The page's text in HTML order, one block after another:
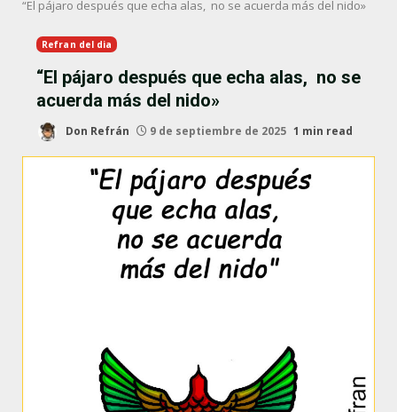
“El pájaro después que echa alas, no se acuerda más del nido»
Refran del dia
“El pájaro después que echa alas, no se
acuerda más del nido»
Don Refrán 9 de septiembre de 2025 1 min read